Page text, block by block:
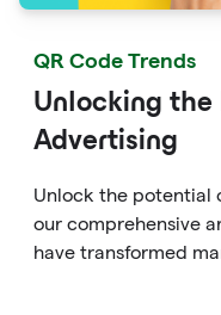
QR Code Trends
Unlocking the
Advertising
Unlock the potential
our comprehensive
have transformed